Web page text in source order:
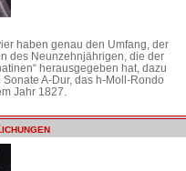
haben genau den Umfang, der
des Neunzehnjährigen, die der
herausgegeben hat, dazu
A-Dur, das h-Moll-Rondo
Jahr 1827.